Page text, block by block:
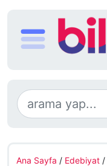
Ana Sayfa / Edebiyat /